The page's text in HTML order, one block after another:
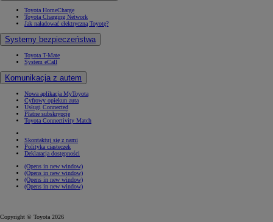
Toyota HomeCharge
Toyota Charging Network
Jak naładować elektryczną Toyotę?
Systemy bezpieczeństwa
Toyota T-Mate
System eCall
Komunikacja z autem
Nowa aplikacja MyToyota
Cyfrowy opiekun auta
Usługi Connected
Płatne subskrypcje
Toyota Connectivity Match
Skontaktuj się z nami
Polityka ciasteczek
Deklaracja dostępności
(Opens in new window)
(Opens in new window)
(Opens in new window)
(Opens in new window)
Copyright © Toyota 2026